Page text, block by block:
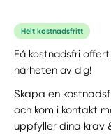
Helt kostnadsfritt
Få kostnadsfri
närheten av dig!
Skapa en
och kom i kontakt
uppfyller dina krav